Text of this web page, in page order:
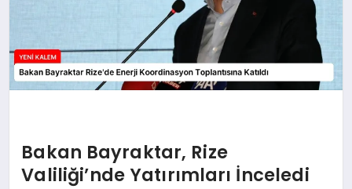
Bakan Bayraktar, Rize
Valiliği’nde Yatırımları İnceledi